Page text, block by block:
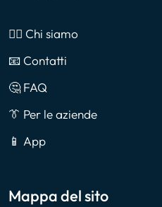
🙎‍♂️ Chi siamo
📧 Contatti
🤔 FAQ
👔 Per le aziende
📱 App
Mappa del sito